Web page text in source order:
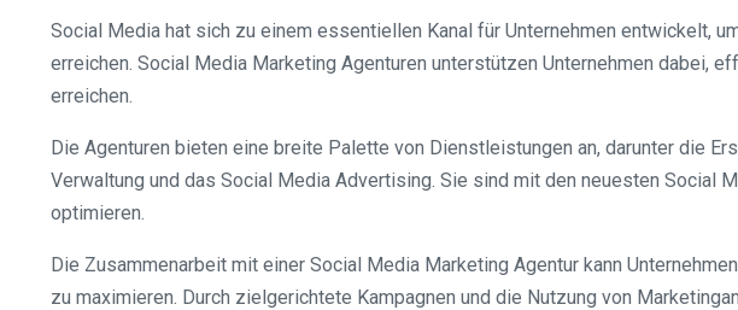
Social Media hat sich zu einem essentiellen Kanal für Unternehmen entwickelt,
erreichen. Social Media Marketing Agenturen unterstützen Unternehmen dabei,
erreichen.
Die Agenturen bieten eine breite Palette von Dienstleistungen an, darunter die
Verwaltung und das Social Media Advertising. Sie sind mit den neuesten Social
optimieren.
Die Zusammenarbeit mit einer Social Media Marketing Agentur kann
zu maximieren. Durch zielgerichtete Kampagnen und die Nutzung von